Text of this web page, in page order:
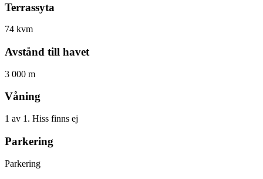
Terrassyta
74 kvm
Avstånd till havet
3 000 m
Våning
1 av 1. Hiss finns ej
Parkering
Parkering